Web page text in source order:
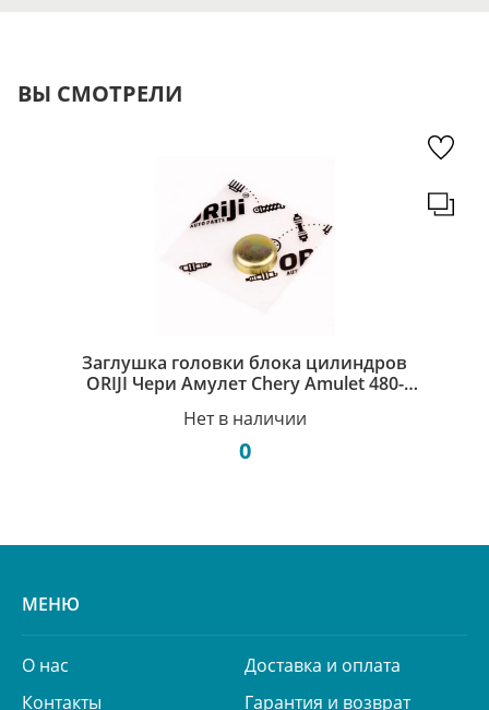
ВЫ СМОТРЕЛИ
Заглушка головки блока цилиндров
ORIJI Чери Амулет Chery Amulet 480-
Нет в наличии
0
МЕНЮ
О нас
Доставка и оплата
Контакты
Гарантия и возврат